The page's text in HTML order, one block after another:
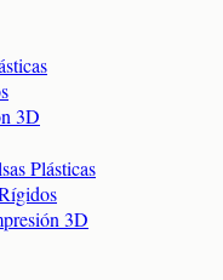
3D
Plásticas
3D